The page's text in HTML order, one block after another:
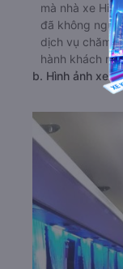
mà nhà xe
đã không
dịch vụ chăm
hành khách
b. Hình ảnh xe